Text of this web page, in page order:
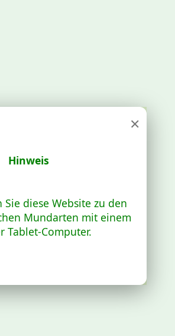
×
Hinweis
Sie diese Website zu den
Mundarten mit einem
Tablet-Computer.